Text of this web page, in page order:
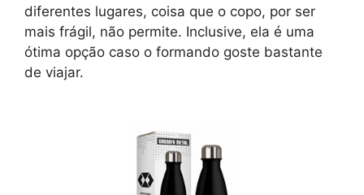
diferentes lugares, coisa que o copo, por ser
mais frágil, não permite. Inclusive, ela é uma
ótima opção caso o formando goste bastante
de viajar.